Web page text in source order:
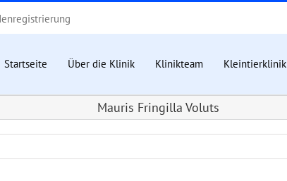
Startseite Über die Klinik Klinikteam Kleintierklinik
Mauris Fringilla Voluts